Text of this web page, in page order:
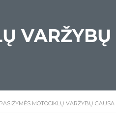
MOTOCIKLŲ VARŽYBŲ GAUSA